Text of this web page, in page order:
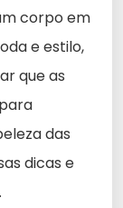
corpo em
e estilo,
que as
das
dicas e